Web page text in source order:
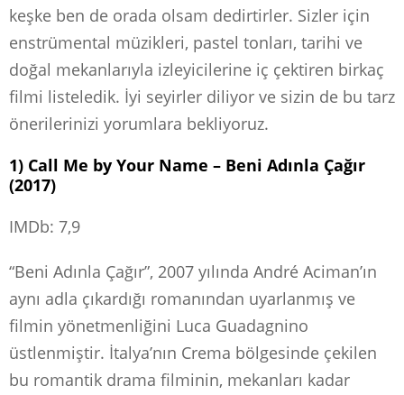
keşke ben de orada olsam dedirtirler. Sizler için
enstrümental müzikleri, pastel tonları, tarihi ve
doğal mekanlarıyla izleyicilerine iç çektiren birkaç
filmi listeledik. İyi seyirler diliyor ve sizin de bu tarz
önerilerinizi yorumlara bekliyoruz.
1) Call Me by Your Name – Beni Adınla Çağır
(2017)
IMDb: 7,9
“Beni Adınla Çağır”, 2007 yılında André Aciman’ın
aynı adla çıkardığı romanından uyarlanmış ve
filmin yönetmenliğini Luca Guadagnino
üstlenmiştir. İtalya’nın Crema bölgesinde çekilen
bu romantik drama filminin, mekanları kadar